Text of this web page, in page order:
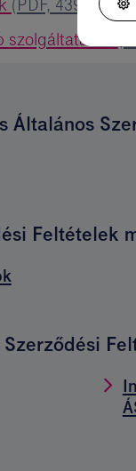
szolgáltatások
Általános
Feltételek